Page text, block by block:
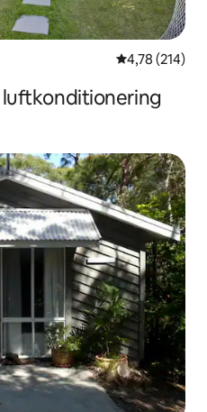
4,78 av 5 i
4,78 (214)